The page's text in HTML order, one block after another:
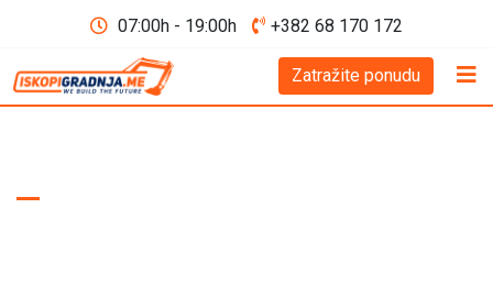
07:00h - 19:00h +382 68 170 172
Zatražite ponudu